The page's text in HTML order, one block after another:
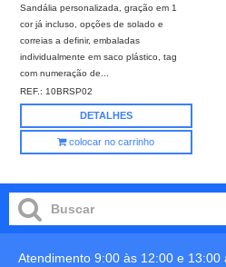
Sandália personalizada, gração em 1
cor já incluso, opções de solado e
correias a definir, embaladas
individualmente em saco plástico, tag
com numeração de...
REF.:10BRSP02
DETALHES
colocar no carrinho
Atendimento 9:00 às 12:00 e 13:00